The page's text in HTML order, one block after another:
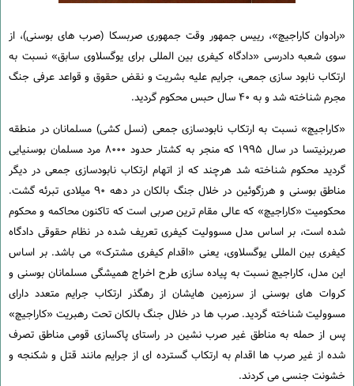
«رادوان کاراجیچ»، رییس جمهور وقت جمهوری صربسکا (صرب های بوسنی)، از
سوی شعبه دادرسی «دادگاه کیفری بین المللی برای یوگسلاوی سابق» نسبت به
ارتکاب نابود سازی جمعی، جرایم علیه بشریت و نقض حقوق و قواعد عرفی جنگ
مجرم شناخته شد و به ۴۰ سال حبس محکوم گردید.
«کاراجیچ» نسبت به ارتکاب نابودسازی جمعی (نسل کشی) مسلمانان در منطقه
صربرنیتسا در سال ۱۹۹۵ که منجر به کشتار حدود ۸۰۰۰ مرد مسلمان بوسنیایی
گردید محکوم شناخته شد هرچند که از اتهام ارتکاب نابودسازی جمعی در دیگر
مناطق بوسنی و هرزگوئین در خلال جنگ بالکان در دهه ۹۰ میلادی تبرئه گشت.
محکومیت «کاراجیچ» که عالی مقام ترین صربی است که تاکنون محاکمه و محکوم
شده است، بر اساس مدل مسوولیت کیفری تعریف شده در نظام حقوقی دادگاه
کیفری بین المللی یوگسلاوی، یعنی «اقدام کیفری مشترک» می باشد. بر اساس
این مدل، کاراجیچ نسبت به پیاده سازی طرح اخراج همیشگی مسلمانان بوسنی و
کروات های بوسنی از سرزمین هایشان از رهگذر ارتکاب جرایم متعدد دارای
مسوولیت شناخته گردید. صرب ها در خلال جنگ بالکان تحت رهبریت «کاراجیچ»
پس از حمله به مناطق غیر صرب نشین در راستای پاکسازی قومی مناطق تصرف
شده از غیر صرب ها اقدام به ارتکاب گسترده ای از جرایم مانند قتل و شکنجه و
خشونت جنسی می کردند.